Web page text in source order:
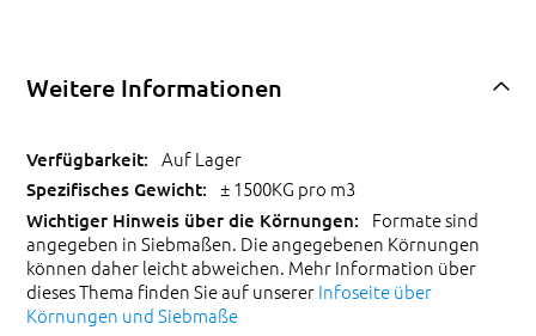
Weitere Informationen
Auf Lager
± 1500KG pro m3
Formate sind
angegeben in Siebmaßen. Die angegebenen Körnungen
können daher leicht abweichen. Mehr Information über
dieses Thema finden Sie auf unsererInfoseite über
Körnungen und Siebmaße